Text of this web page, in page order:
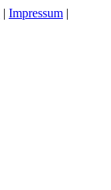
| Impressum |